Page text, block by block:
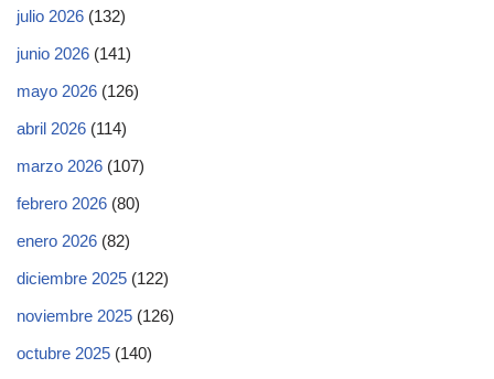
julio 2026 (132)
junio 2026 (141)
mayo 2026 (126)
abril 2026 (114)
marzo 2026 (107)
febrero 2026 (80)
enero 2026 (82)
diciembre 2025 (122)
noviembre 2025 (126)
octubre 2025 (140)